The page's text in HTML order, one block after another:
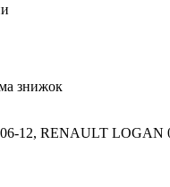
знижок
12, RENAULT LOGAN